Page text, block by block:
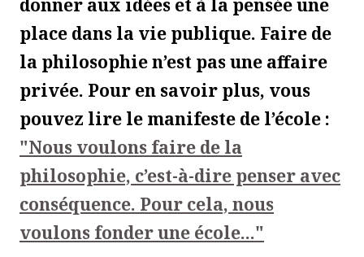
donner aux idées et à la pensée une
place dans la vie publique. Faire de
la philosophie n’est pas une affaire
privée. Pour en savoir plus, vous
pouvez lire le manifeste de l’école :
"Nous voulons faire de la
philosophie, c’est-à-dire penser avec
conséquence. Pour cela, nous
voulons fonder une école..."